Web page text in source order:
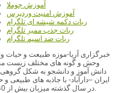
آموزش جوملا
آموزش امنیت وردپرس
ربات دکمه شیشه ای تلگرام
ربات جذب ممبر تلگرام
ربات ضد اسپم تلگرام
خبرگزاری آریا-موزه طبیعت و حیات
دانش آموز و دانشجو به شکل
ایران –دارآباد- با جاذبه های
در سال گذشته میزبان بیش از 40 هزار دانش آموز و دانشجو به شکل گروهی بود.